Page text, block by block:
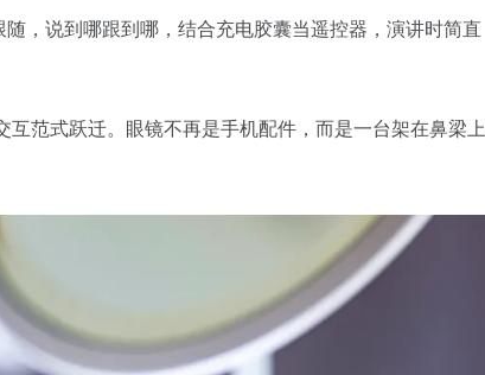
，说到哪跟到哪，结合充电胶囊当遥控器，演讲时简直
互范式跃迁。眼镜不再是手机配件，而是一台架在鼻梁上